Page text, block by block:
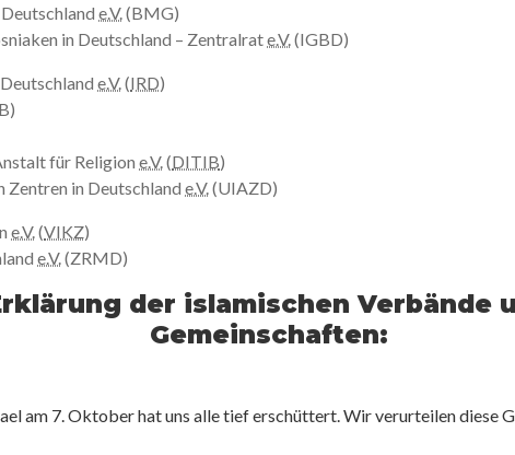
e.V.(BMG)
in Deutschland – Zentralrate.V.(IGBD)
e.V.(IRD)
für Religion e.V.(DITIB)
Zentren in Deutschland e.V.(UIAZD)
e.V.(VIKZ)
e.V.(ZRMD)
der islamischen Verbände
Gemeinschaften:
am 7. Oktober hat uns alle tief erschüttert. Wir verurteilen diese